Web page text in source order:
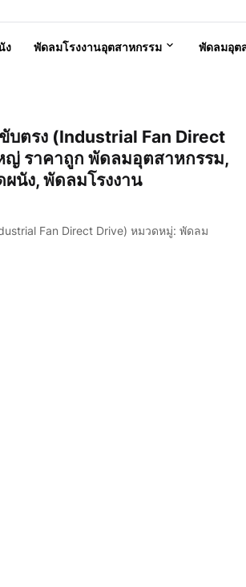
ง พัดลมโรงงานอุตสาหกรรม พัดลมอุต
บตรง (Industrial Fan Direct
ราคาถูก พัดลมอุตสาหกรรม,
นัง, พัดลมโรงงาน
Fan Direct Drive) หมวดหมู่: พัดลม